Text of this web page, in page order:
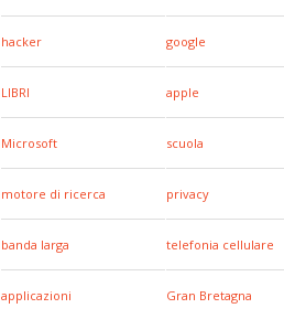
hacker google
LIBRI apple
Microsoft scuola
motore di ricerca privacy
banda larga telefonia cellulare
applicazioni Gran Bretagna